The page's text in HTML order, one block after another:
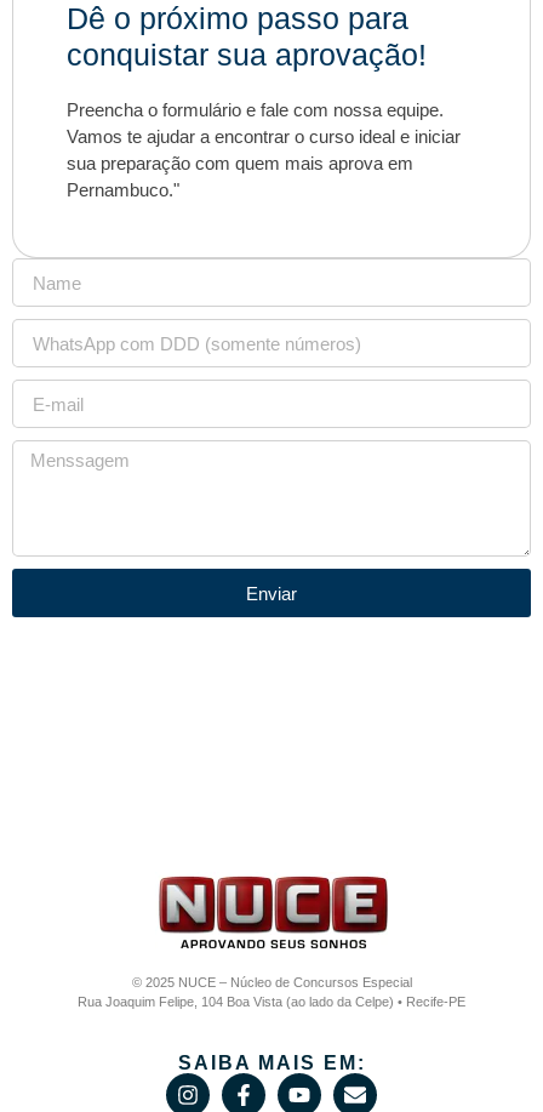
Dê o próximo passo para
conquistar sua aprovação!
Preencha o formulário e fale com nossa equipe.
Vamos te ajudar a encontrar o curso ideal e iniciar
sua preparação com quem mais aprova em
Pernambuco."
Enviar
© 2025 NUCE – Núcleo de Concursos Especial
Rua Joaquim Felipe, 104 Boa Vista (ao lado da Celpe) • Recife-PE
SAIBA MAIS EM: